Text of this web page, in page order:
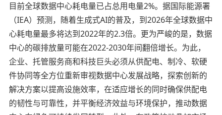
目前全球数据中心耗电量已占总用电量2%。据国际能源署
（IEA）预测，随着生成式AI的普及，到2026年全球数据中
心耗电量最多将达到2022年的2.3倍。更为严峻的是，数据
中心的碳排放量可能在2022-2030年间翻倍增长。为此，
企业、托管服务商和科技巨头必须从供配电、制冷、软硬
件协同等全方位重新审视数据中心发展战略，探索创新的
解决方案以提高设施效率，在适应增长的同时确保供配电
的韧性与可靠性，并平衡经济效益与环境保护，推动数据